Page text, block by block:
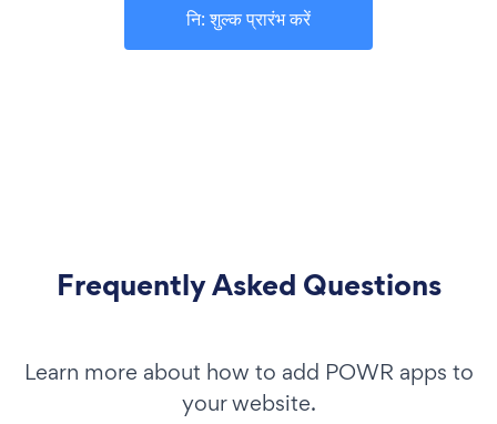
नि: शुल्क प्रारंभ करें
Frequently Asked Questions
Learn more about how to add POWR apps to
your website.